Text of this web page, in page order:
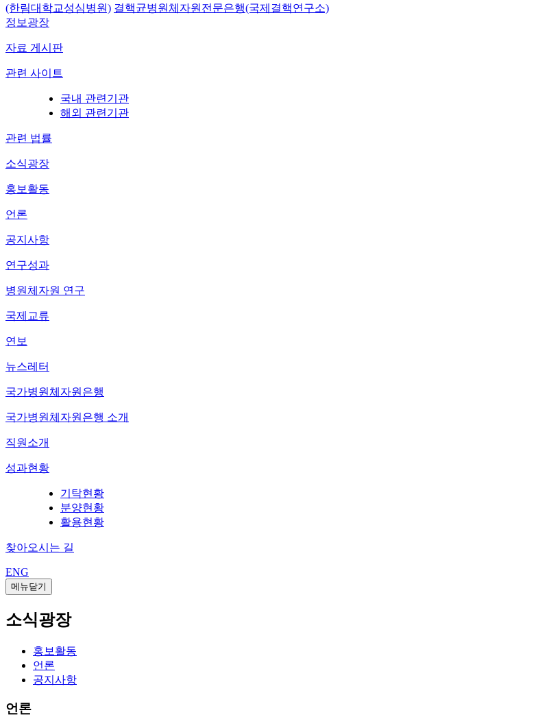
(한림대학교성심병원) 결핵균병원체자원전문은행(국제결핵연구소)
정보광장
자료 게시판
관련 사이트
국내 관련기관
해외 관련기관
관련 법률
소식광장
홍보활동
언론
공지사항
연구성과
병원체자원 연구
국제교류
연보
뉴스레터
국가병원체자원은행
국가병원체자원은행 소개
직원소개
성과현황
기탁현황
분양현황
활용현황
찾아오시는 길
ENG
메뉴닫기
소식광장
홍보활동
언론
공지사항
언론